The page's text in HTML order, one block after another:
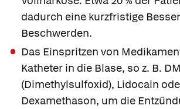
dadurch eine kurzfristige
Beschwerden.
Das Einspritzen von
Katheter in die Blase, so z. B.
(Dimethylsulfoxid), Lidocain
Dexamethason, um die